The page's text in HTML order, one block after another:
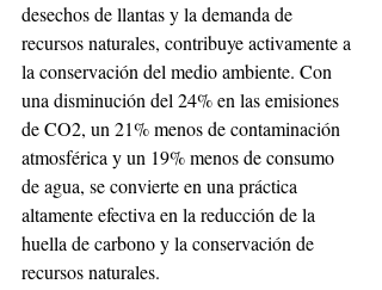
desechos de llantas y la demanda de
recursos naturales, contribuye activamente a
la conservación del medio ambiente. Con
una disminución del 24% en las emisiones
de CO2, un 21% menos de contaminación
atmosférica y un 19% menos de consumo
de agua, se convierte en una práctica
altamente efectiva en la reducción de la
huella de carbono y la conservación de
recursos naturales.